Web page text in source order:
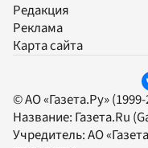
Редакция
Реклама
Карта сайта
© АО «Газета.Ру»
Название: Газета.Ru
Учредитель:АО